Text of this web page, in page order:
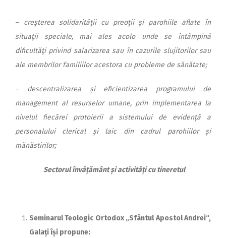
– creşterea solidarităţii cu preoţii şi parohiile aflate în
situaţii speciale, mai ales acolo unde se întâmpină
dificultăţi privind salarizarea sau în cazurile slujitorilor sau
ale membrilor familiilor acestora cu probleme de sănă­tate;
– descentralizarea și eficientizarea programului de
management al resurselor umane, prin implementarea la
nivelul fiecărei protoierii a sistemului de evidență a
personalului clerical și laic din cadrul parohiilor și
mănăstirilor;
Sectorul învățământ și activități cu tineretul
Seminarul Teologic Ortodox „Sfântul Apostol Andrei“,
Galați își propune: